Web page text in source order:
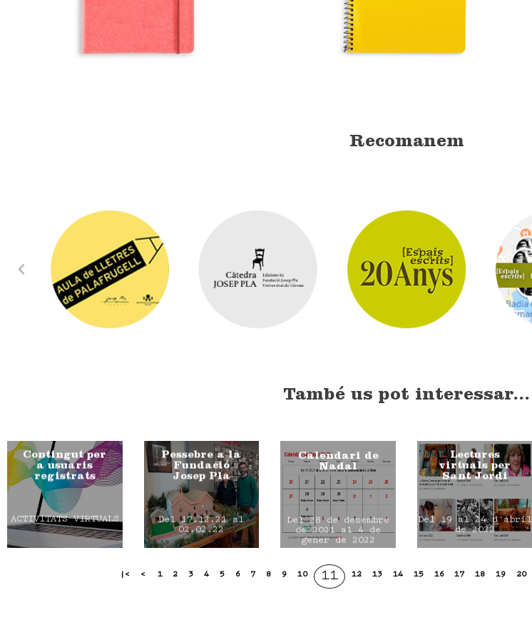
Recomanem
També us pot interessar...
Contingut per
a usuaris
registrats
ACTIVITATS VIRTUALS
Pessebre a la
Fundació
Josep Pla
Del 17.12.21 al
02.02.22
Calendari de
Nadal
Del 28 de desembre
de 2021 al 4 de
gener de 2022
Lectures
virtuals per
Sant Jordi
Del 19 al 24 d'abril
de 2022
|< < 1 2 3 4 5 6 7 8 9 10 11 12 13 14 15 16 17 18 19 20